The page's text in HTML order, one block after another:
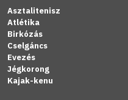
Asztalitenisz
Atlétika
Birkózás
Cselgáncs
Evezés
Jégkorong
Kajak-kenu